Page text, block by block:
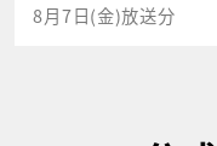
8月7日(金)放送分